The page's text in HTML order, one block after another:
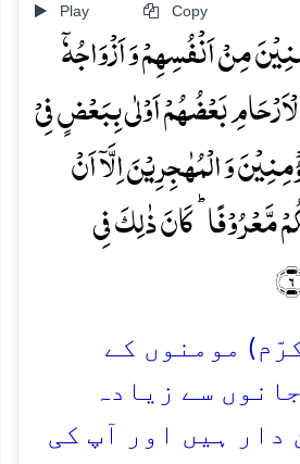
Play Copy
مِنۡ اَنۡفُسِہِمۡ وَ اَزۡوَاجُہٗۤ
بَعۡضُہُمۡ اَوۡلٰی بِبَعۡضٍ فِیۡ
وَ الۡمُہٰجِرِیۡنَ اِلَّاۤ اَنۡ
مَّعۡرُوۡفًا ؕ کَانَ ذٰلِکَ فِی
مومنوں کے
سے زیادہ
دار ہیں اور آپ کی